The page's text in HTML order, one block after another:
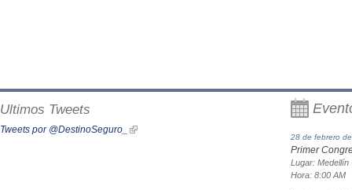
Ultimos Tweets
Tweets por @DestinoSeguro_
28 de febrero
Primer
Lugar: Medellín
Hora: 8:00 AM